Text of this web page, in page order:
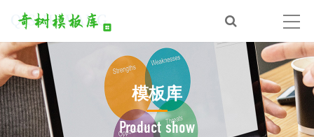
模板库
Product show